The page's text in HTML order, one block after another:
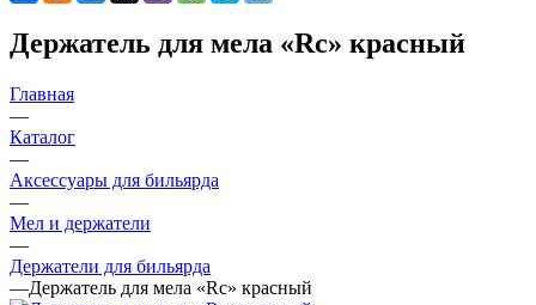
Держатель для мела «Rc» красный
Главная
—
Каталог
—
Аксессуары для бильярда
—
Мел и держатели
—
Держатели для бильярда
—Держатель для мела «Rc» красный